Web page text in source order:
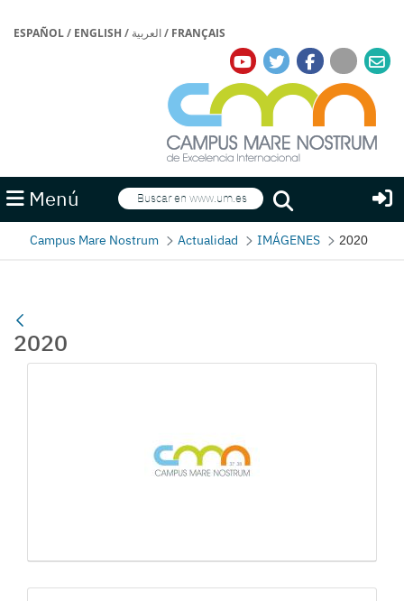
ESPAÑOL/ ENGLISH / العربية/ FRANÇAIS
Menú Buscar
Buscar
Campus Mare Nostrum Actualidad IMÁGENES 2020
2020